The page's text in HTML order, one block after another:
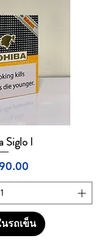
ด่วน
Siglo I
รถเข็น